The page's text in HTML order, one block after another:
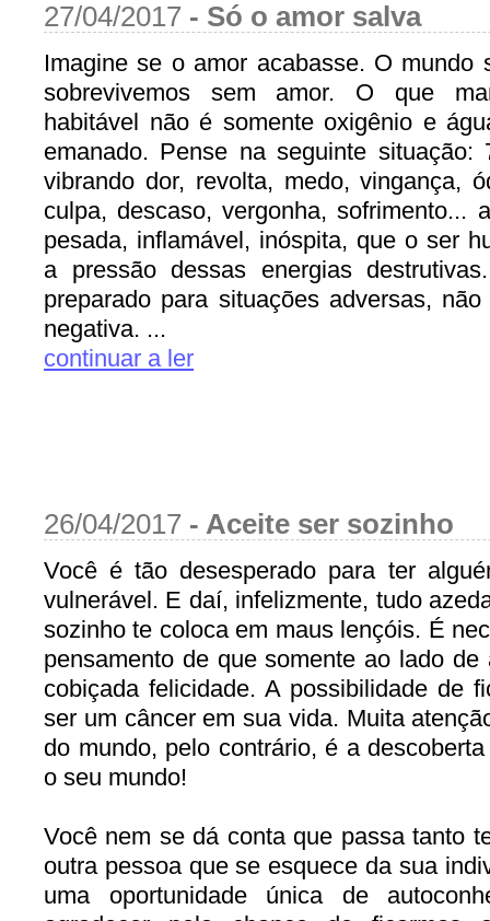
27/04/2017 - Só o amor salva
Imagine se o amor acabasse. O mundo
sobrevivemos sem amor. O que
habitável não é somente oxigênio e
emanado. Pense na seguinte situação:
vibrando dor, revolta, medo, vingança,
culpa, descaso, vergonha, sofrimento...
pesada, inflamável, inóspita, que o ser
a pressão dessas energias
preparado para situações adversas,
negativa. ...
continuar a ler
26/04/2017 - Aceite ser sozinho
Você é tão desesperado para ter
vulnerável. E daí, infelizmente, tudo
sozinho te coloca em maus lençóis. É
pensamento de que somente ao lado
cobiçada felicidade. A possibilidade de
ser um câncer em sua vida. Muita
do mundo, pelo contrário, é a
o seu mundo!
Você nem se dá conta que passa tanto
outra pessoa que se esquece da sua
uma oportunidade única de